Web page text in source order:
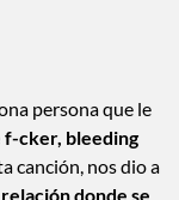
persona que le
f-cker, bleeding
canción, nos dio a
donde se